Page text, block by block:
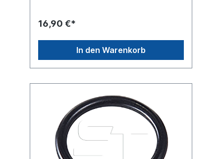
16,90 €*
In den Warenkorb